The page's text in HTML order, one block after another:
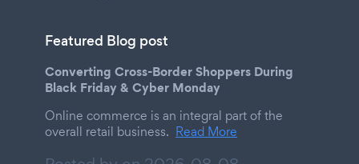
Featured Blog post
Converting Cross-Border Shoppers During
Black Friday & Cyber Monday
Online commerce is an integral part of the
overall retail business. Read More